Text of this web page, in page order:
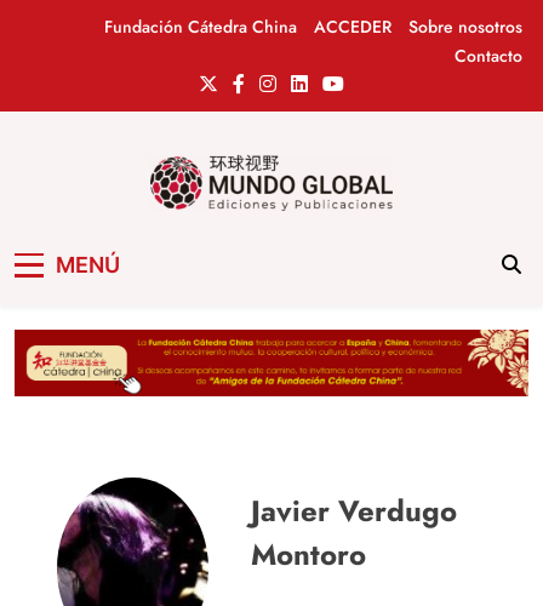
Fundación Cátedra China ACCEDER
Sobre nosotros
Contacto
MENÚ
Javier Verdugo
Montoro